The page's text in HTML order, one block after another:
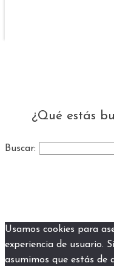
¿Qué estás
Buscar:
Usamos cookies para
experiencia de usuario.
asumimos que estás de